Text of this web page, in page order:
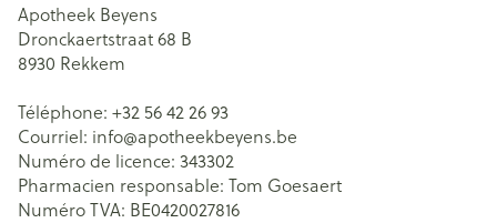
Apotheek Beyens
Dronckaertstraat 68 B
8930 Rekkem
Téléphone: +32 56 42 26 93
Courriel: info@apotheekbeyens.be
Numéro de licence: 343302
Pharmacien responsable: Tom Goesaert
Numéro TVA: BE0420027816